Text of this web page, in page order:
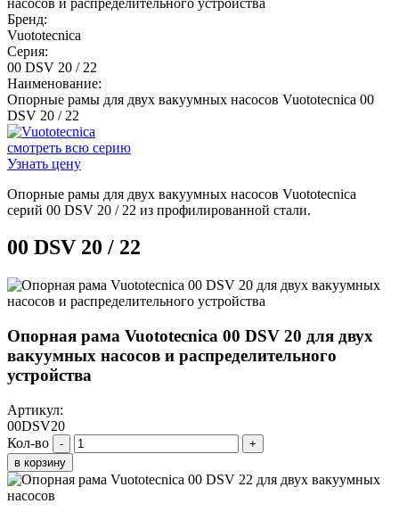
Бренд:
Vuototecnica
Серия:
00 DSV 20 / 22
Наименование:
Опорные рамы для двух вакуумных насосов Vuototecnica 00
DSV 20 / 22
смотреть всю серию
Узнать цену
Опорные рамы для двух вакуумных насосов Vuototecnica
серий 00 DSV 20 / 22 из профилированной стали.
00 DSV 20 / 22
Опорная рама Vuototecnica 00 DSV 20 для двух
вакуумных насосов и распределительного
устройства
Артикул:
00DSV20
Кол-во
-
+
в корзину